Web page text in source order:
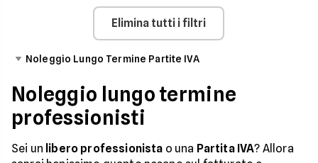
Elimina tutti i filtri
Noleggio Lungo Termine Partite IVA
Noleggio lungo termine
professionisti
Sei un libero professionista o una Partita IVA? Allora